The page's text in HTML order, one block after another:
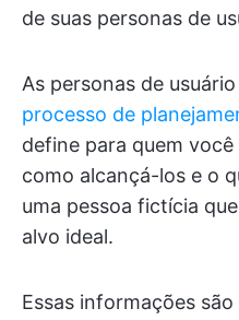
de suas personas de
As personas de
processo de
define para quem
como alcançá-los e o
uma pessoa fictícia
alvo ideal.
Essas informações